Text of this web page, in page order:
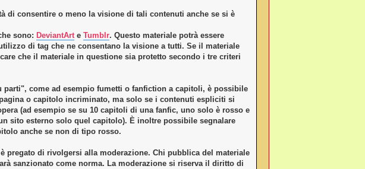
di consentire o meno la visione di tali contenuti anche se si è
sono: DeviantArte Tumblr. Questo materiale potrà essere
di tag che ne consentano la visione a tutti. Se il materiale
che il materiale in questione sia protetto secondo i tre criteri
come ad esempio fumetti o fanfiction a capitoli, è possibile
o capitolo incriminato, ma solo se i contenuti espliciti si
(ad esempio se su 10 capitoli di una fanfic, uno solo è rosso e
sito esterno solo quel capitolo). È inoltre possibile segnalare
anche se non di tipo rosso.
pregato di rivolgersi alla moderazione. Chi pubblica del materiale
sanzionato come norma. La moderazione si riserva il diritto di